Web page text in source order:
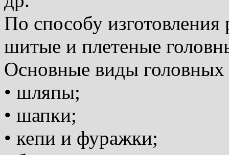
По способу
шитые и плетеные
Основные виды головных
• шляпы;
• шапки;
• кепи и фуражки;